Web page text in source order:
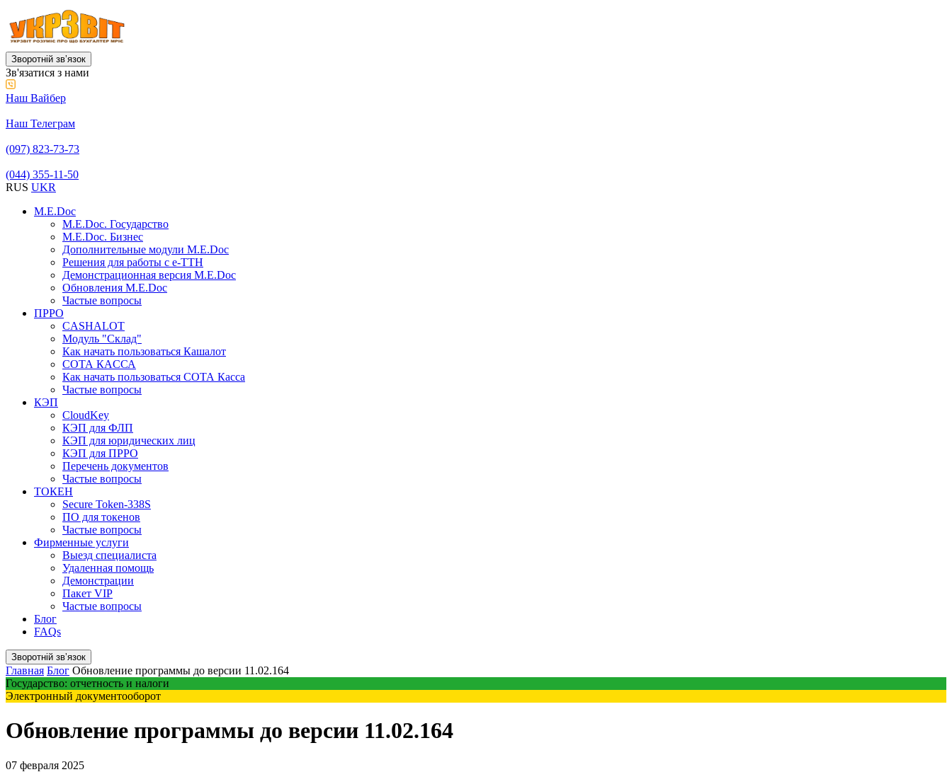
Зворотній звʼязок
Зв'язатися з нами
Наш Вайбер
Наш Телеграм
(097) 823-73-73
(044) 355-11-50
RUS UKR
M.E.Doc
M.E.Doc. Государство
M.E.Doc. Бизнес
Дополнительные модули M.E.Doc
Решения для работы с е-ТТН
Демонстрационная версия M.E.Doc
Обновления M.E.Doc
Частые вопросы
ПРРО
CASHALOT
Модуль "Склад"
Как начать пользоваться Кашалот
СОТА КАCСА
Как начать пользоваться СОТА Касса
Частые вопросы
КЭП
CloudKey
КЭП для ФЛП
КЭП для юридических лиц
КЭП для ПРРО
Перечень документов
Частые вопросы
ТОКЕН
Secure Token-338S
ПО для токенов
Частые вопросы
Фирменные услуги
Выезд специалиста
Удаленная помощь
Демонстрации
Пакет VIP
Частые вопросы
Блог
FAQs
Зворотній звʼязок
Главная Блог Обновление программы до версии 11.02.164
Государство: отчетность и налоги
Электронный документооборот
Обновление программы до версии 11.02.164
07 февраля 2025